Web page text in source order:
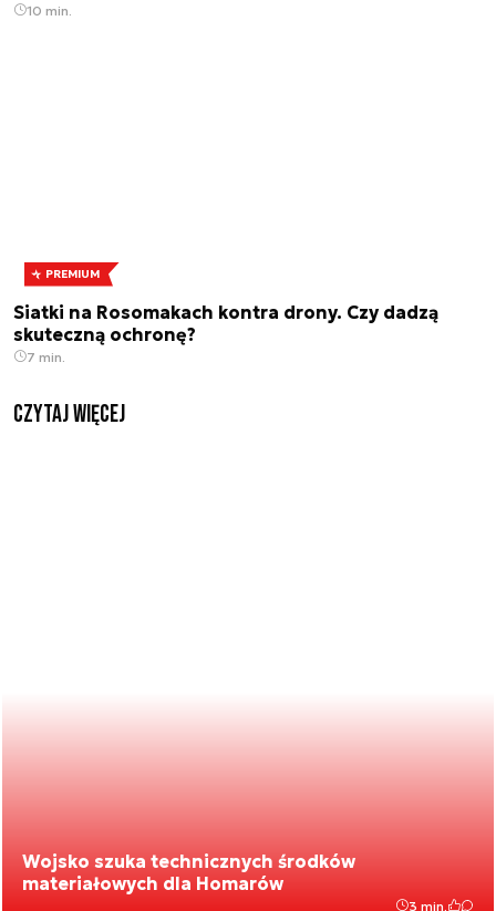
10 min.
PREMIUM
Siatki na Rosomakach kontra drony. Czy dadzą
skuteczną ochronę?
7 min.
czytaj więcej
Wojsko szuka technicznych środków
materiałowych dla Homarów
3 min.